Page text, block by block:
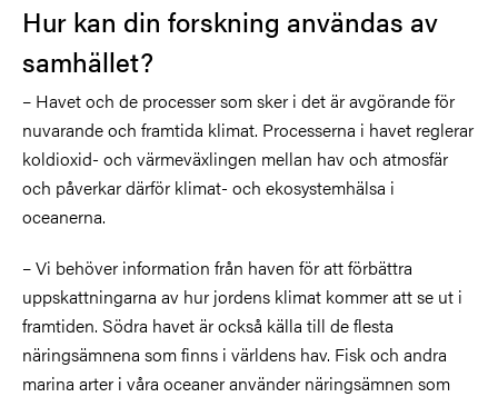
Hur kan din forskning användas av
samhället?
– Havet och de processer som sker i det är avgörande för
nuvarande och framtida klimat. Processerna i havet reglerar
koldioxid- och värmeväxlingen mellan hav och atmosfär
och påverkar därför klimat- och ekosystemhälsa i
oceanerna.
– Vi behöver information från haven för att förbättra
uppskattningarna av hur jordens klimat kommer att se ut i
framtiden. Södra havet är också källa till de flesta
näringsämnena som finns i världens hav. Fisk och andra
marina arter i våra oceaner använder näringsämnen som